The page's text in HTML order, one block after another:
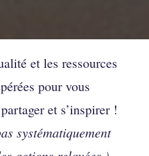
et les ressources
pour vous
et s’inspirer !
systématiquement